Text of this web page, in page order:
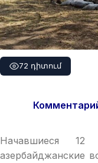
72 դիտում
Начавшиеся
азербайджанские